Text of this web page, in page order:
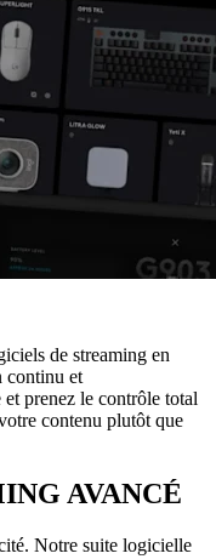
de streaming en
continu et
prenez le contrôle total
contenu plutôt que
AVANCÉ
Notre suite logicielle